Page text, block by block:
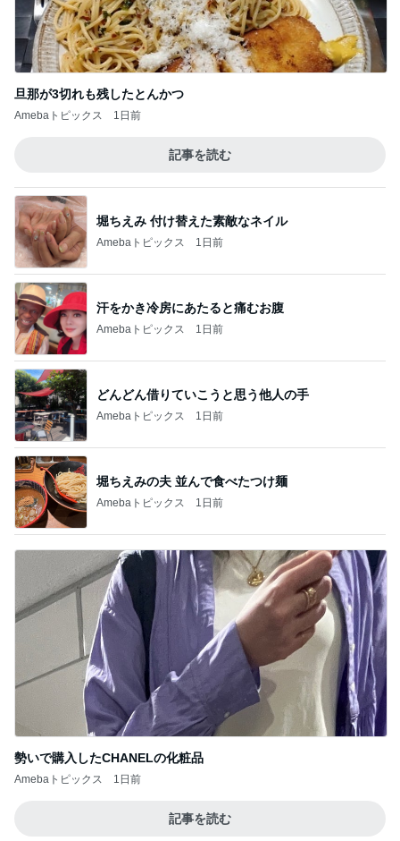
旦那が3切れも残したとんかつ
Amebaトピックス 1日前
記事を読む
堀ちえみ 付け替えた素敵なネイル
Amebaトピックス 1日前
汗をかき冷房にあたると痛むお腹
Amebaトピックス 1日前
どんどん借りていこうと思う他人の手
Amebaトピックス 1日前
堀ちえみの夫 並んで食べたつけ麺
Amebaトピックス 1日前
勢いで購入したCHANELの化粧品
Amebaトピックス 1日前
記事を読む